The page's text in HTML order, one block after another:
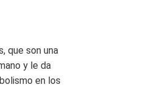
que son una
y le da
en los